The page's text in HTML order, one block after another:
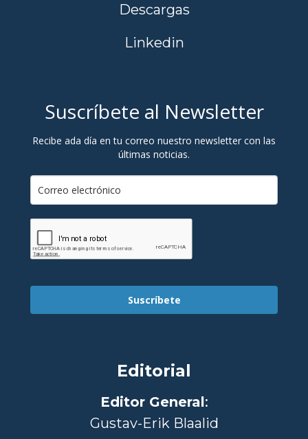
Descargas
Linkedin
Suscríbete al Newsletter
Recibe ada día en tu correo nuestro newsletter con las
últimas noticias.
Suscríbete
Editorial
Editor General :
Gustav-Erik Blaalid